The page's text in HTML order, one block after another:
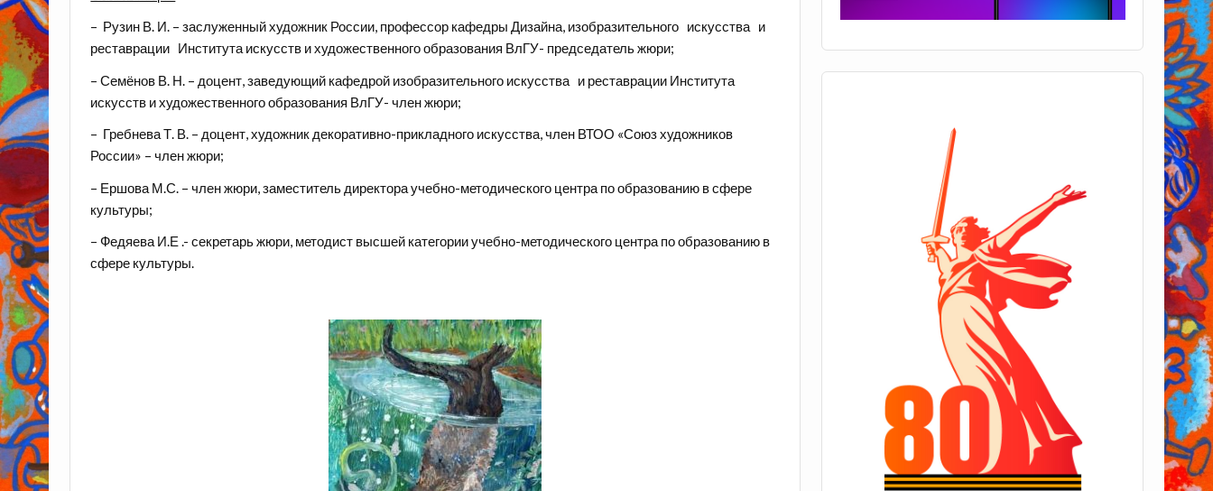
– Рузин В. И. – заслуженный художник России, профессор кафедры Дизайна, изобразительного искусства и
реставрации Института искусств и художественного образования ВлГУ- председатель жюри;
– Семёнов В. Н. – доцент, заведующий кафедрой изобразительного искусства и реставрации Института
искусств и художественного образования ВлГУ- член жюри;
– Гребнева Т. В. – доцент, художник декоративно-прикладного искусства, член ВТОО «Союз художников
России» – член жюри;
– Ершова М.С. – член жюри, заместитель директора учебно-методического центра по образованию в сфере
культуры;
– Федяева И.Е .- секретарь жюри, методист высшей категории учебно-методического центра по образованию в
сфере культуры.